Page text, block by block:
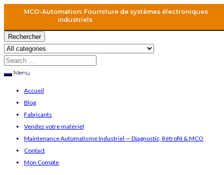
MCO-Automation: Fourniture de systèmes électroniques
industriels
Rechercher
Menu
Accueil
Blog
Fabricants
Vendez votre matériel
Maintenance Automatisme Industriel — Diagnostic, Rétrofit & MCO
Contact
Mon Compte